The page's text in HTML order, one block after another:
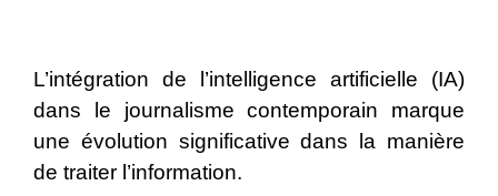
L’intégration de l’intelligence artificielle (IA)
dans le journalisme contemporain marque
une évolution significative dans la manière
de traiter l’information.